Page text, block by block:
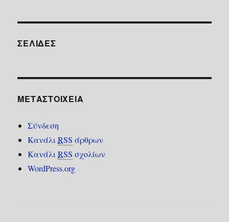
ΣΕΛΊΔΕΣ
ΜΕΤΑΣΤΟΙΧΕΊΑ
Σύνδεση
ΚανάλιRSS άρθρων
ΚανάλιRSS σχολίων
WordPress.org